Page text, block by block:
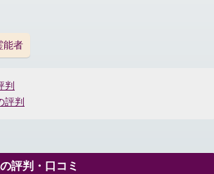
能者
判
評判
評判・口コミ